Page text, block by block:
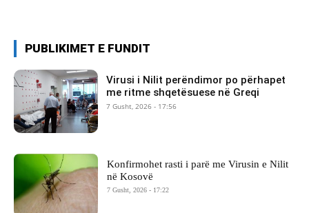
PUBLIKIMET E FUNDIT
Virusi i Nilit perëndimor po përhapet
me ritme shqetësuese në Greqi
7 Gusht, 2026 - 17:56
Konfirmohet rasti i parë me Virusin e Nilit
në Kosovë
7 Gusht, 2026 - 17:22